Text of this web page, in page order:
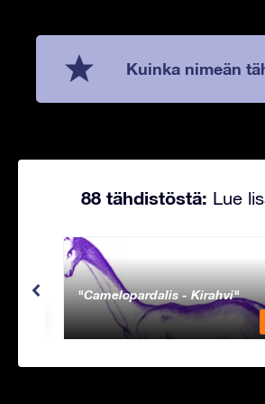
Kuinka nimeän
88 tähdistöstä: Lue
Camelopardalis - Kirahvi